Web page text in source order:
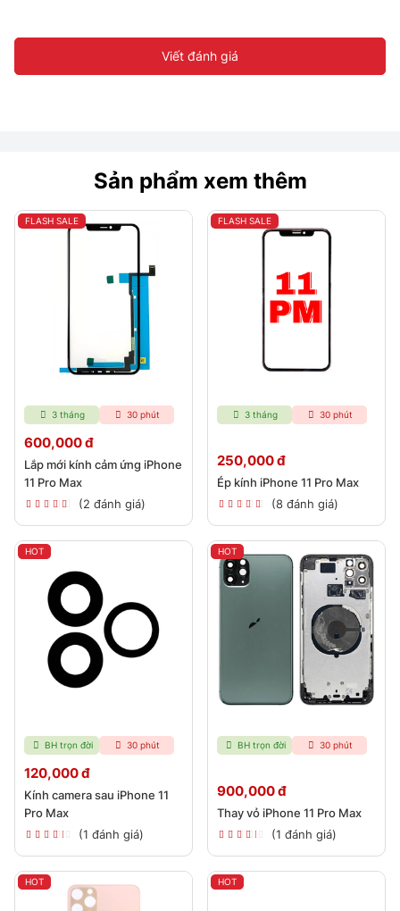
Viết đánh giá
Sản phẩm xem thêm
FLASH SALE
3 tháng 30 phút
600,000 đ
Lắp mới kính cảm ứng iPhone
11 Pro Max
(2 đánh giá)
FLASH SALE
3 tháng 30 phút
250,000 đ
Ép kính iPhone 11 Pro Max
(8 đánh giá)
HOT
BH trọn đời 30 phút
120,000 đ
Kính camera sau iPhone 11
Pro Max
(1 đánh giá)
HOT
BH trọn đời 30 phút
900,000 đ
Thay vỏ iPhone 11 Pro Max
(1 đánh giá)
HOT HOT